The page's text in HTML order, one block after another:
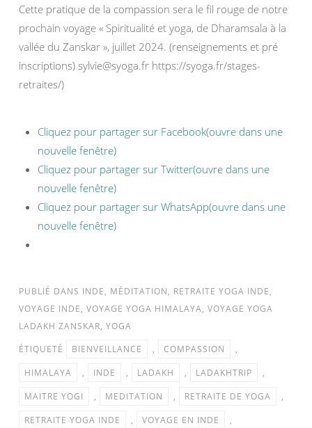
Cette pratique de la compassion sera le fil rouge de notre
prochain voyage « Spiritualité et yoga, de Dharamsala à la
vallée du Zanskar », juillet 2024. (renseignements et pré
inscriptions) sylvie@syoga.fr https://syoga.fr/stages-
retraites/)
Cliquez pour partager sur Facebook(ouvre dans une
nouvelle fenêtre)
Cliquez pour partager sur Twitter(ouvre dans une
nouvelle fenêtre)
Cliquez pour partager sur WhatsApp(ouvre dans une
nouvelle fenêtre)
PUBLIÉ DANS INDE, MÉDITATION, RETRAITE YOGA INDE,
VOYAGE INDE, VOYAGE YOGA HIMALAYA, VOYAGE YOGA
LADAKH ZANSKAR, YOGA
ÉTIQUETÉ
BIENVEILLANCE , COMPASSION
,
HIMALAYA
, INDE , LADAKH , LADAKHTRIP
,
MAITRE YOGI
, MEDITATION , RETRAITE DE YOGA
,
RETRAITE YOGA INDE
, VOYAGE EN INDE ,